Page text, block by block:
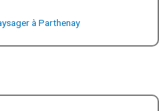
à Parthenay